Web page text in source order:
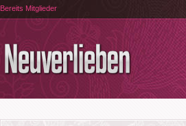
Bereits Mitglieder